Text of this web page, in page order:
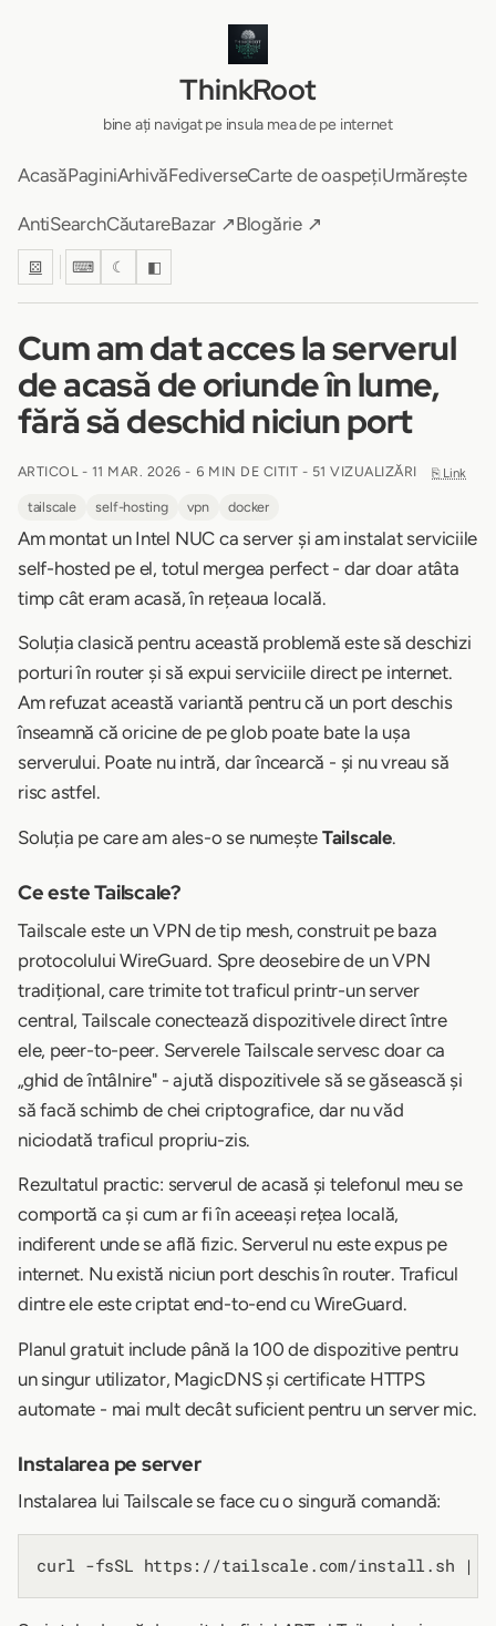
ThinkRoot
bine ați navigat pe insula mea de pe internet
AcasăPaginiArhivăFediverseCarte de oaspețiUrmărește
AntiSearchCăutareBazar ↗Blogărie ↗
⚄ ⌨ ☾ ◧
Cum am dat acces la serverul
de acasă de oriunde în lume,
fără să deschid niciun port
ARTICOL - 11 MAR. 2026 - 6 MIN DE CITIT - 51 VIZUALIZĂRI ⎘ Link
tailscale self-hosting vpn docker
Am montat un Intel NUC ca server și am instalat serviciile
self-hosted pe el, totul mergea perfect - dar doar atâta
timp cât eram acasă, în rețeaua locală.
Soluția clasică pentru această problemă este să deschizi
porturi în router și să expui serviciile direct pe internet.
Am refuzat această variantă pentru că un port deschis
înseamnă că oricine de pe glob poate bate la ușa
serverului. Poate nu intră, dar încearcă - și nu vreau să
risc astfel.
Soluția pe care am ales-o se numește Tailscale.
Ce este Tailscale?
Tailscale este un VPN de tip mesh, construit pe baza
protocolului WireGuard. Spre deosebire de un VPN
tradițional, care trimite tot traficul printr-un server
central, Tailscale conectează dispozitivele direct între
ele, peer-to-peer. Serverele Tailscale servesc doar ca
„ghid de întâlnire" - ajută dispozitivele să se găsească și
să facă schimb de chei criptografice, dar nu văd
niciodată traficul propriu-zis.
Rezultatul practic: serverul de acasă și telefonul meu se
comportă ca și cum ar fi în aceeași rețea locală,
indiferent unde se află fizic. Serverul nu este expus pe
internet. Nu există niciun port deschis în router. Traficul
dintre ele este criptat end-to-end cu WireGuard.
Planul gratuit include până la 100 de dispozitive pentru
un singur utilizator, MagicDNS și certificate HTTPS
automate - mai mult decât suficient pentru un server mic.
Instalarea pe server
Instalarea lui Tailscale se face cu o singură comandă: